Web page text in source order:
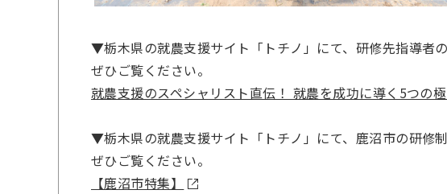
▼栃木県の就農支援サイト「トチノ」にて、研修先指導者の
ぜひご覧ください。
就農支援のスペシャリスト直伝！ 就農を成功に導く5つの
▼栃木県の就農支援サイト「トチノ」にて、鹿沼市の研修制
ぜひご覧ください。
【鹿沼市特集】